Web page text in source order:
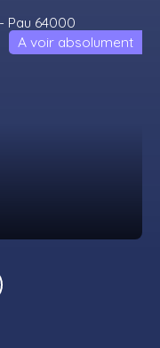
A voir absolument